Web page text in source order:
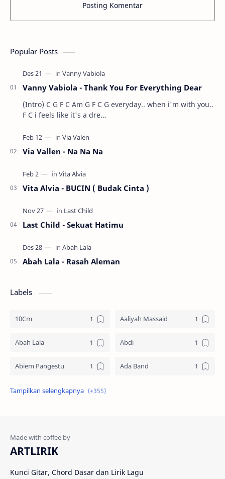
Posting Komentar
Popular Posts
Vanny Vabiola - Thank You For Everything Dear
(Intro) C G F C Am G F C G everyday.. when i'm with you..
F C i feels like it's a dre…
Via Vallen - Na Na Na
Vita Alvia - BUCIN ( Budak Cinta )
Last Child - Sekuat Hatimu
Abah Lala - Rasah Aleman
Labels
10Cm Aaliyah Massaid
Abah Lala Abdi
Abiem Pangestu Ada Band
Ade La Muhu
Afgan
ARTLIRIK
Kunci Gitar, Chord Dasar dan Lirik Lagu